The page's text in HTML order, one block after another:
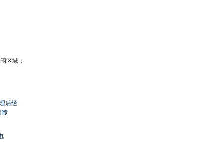
区域；
后经
喷